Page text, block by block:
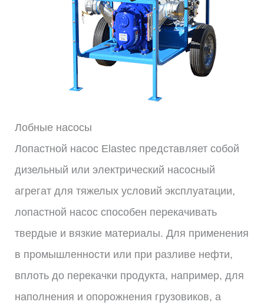
Лобные насосы
Лопастной насос Elastec представляет собой
дизельный или электрический насосный
агрегат для тяжелых условий эксплуатации,
лопастной насос способен перекачивать
твердые и вязкие материалы. Для применения
в промышленности или при разливе нефти,
вплоть до перекачки продукта, например, для
наполнения и опорожнения грузовиков, а